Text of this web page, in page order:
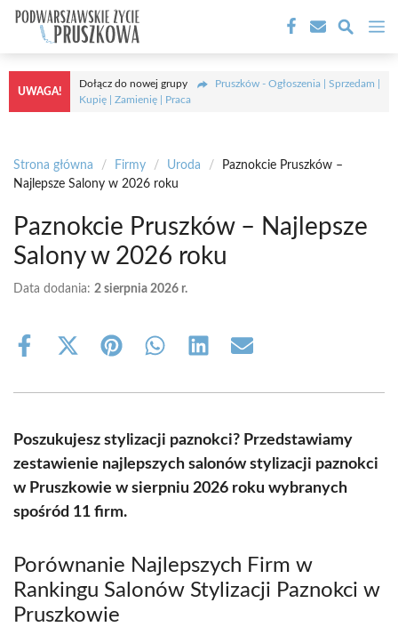
Przejdź
treści
UWAGA!
Dołącz do nowej grupy
Pruszków - Ogłoszenia | Sprzedam |
Kupię | Zamienię | Praca
Strona główna / Firmy / Uroda /
Paznokcie Pruszków –
Najlepsze Salony w 2026 roku
Paznokcie Pruszków – Najlepsze
Salony w 2026 roku
Data dodania: 2 sierpnia 2026 r.
Share
Share
(Twitter)
Share Share Share Share
Poszukujesz stylizacji paznokci? Przedstawiamy
zestawienie najlepszych salonów stylizacji paznokci
w Pruszkowie w sierpniu 2026 roku wybranych
spośród 11 firm.
Porównanie Najlepszych Firm w
Rankingu Salonów Stylizacji Paznokci w
Pruszkowie